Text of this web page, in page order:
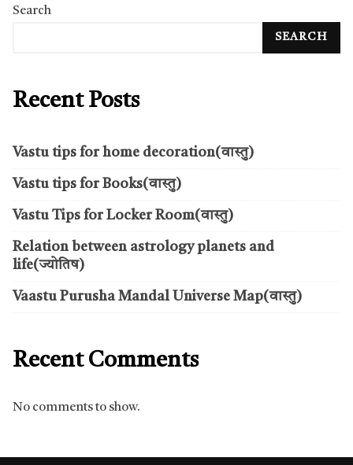
Search
SEARCH
Recent Posts
Vastu tips for home decoration(वास्तु)
Vastu tips for Books(वास्तु)
Vastu Tips for Locker Room(वास्तु)
Relation between astrology planets and
life(ज्योतिष)
Vaastu Purusha Mandal Universe Map(वास्तु)
Recent Comments
No comments to show.